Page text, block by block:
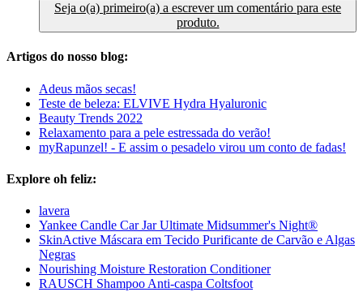
Seja o(a) primeiro(a) a escrever um comentário para este
produto.
Artigos do nosso blog:
Adeus mãos secas!
Teste de beleza: ELVIVE Hydra Hyaluronic
Beauty Trends 2022
Relaxamento para a pele estressada do verão!
myRapunzel! - E assim o pesadelo virou um conto de fadas!
Explore oh feliz:
lavera
Yankee Candle Car Jar Ultimate Midsummer's Night®
SkinActive Máscara em Tecido Purificante de Carvão e Algas
Negras
Nourishing Moisture Restoration Conditioner
RAUSCH Shampoo Anti-caspa Coltsfoot